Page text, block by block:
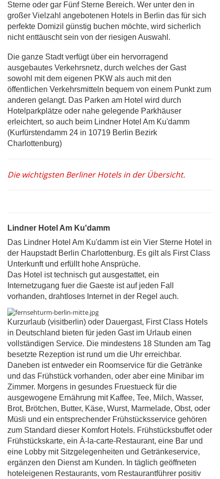
Sterne oder gar Fünf Sterne Bereich. Wer unter den in
großer Vielzahl angebotenen Hotels in Berlin das für sich
perfekte Domizil günstig buchen möchte, wird sicherlich
nicht enttäuscht sein von der riesigen Auswahl.
Die ganze Stadt verfügt über ein hervorragend
ausgebautes Verkehrsnetz, durch welches der Gast
sowohl mit dem eigenen PKW als auch mit den
öffentlichen Verkehrsmitteln bequem von einem Punkt zum
anderen gelangt. Das Parken am Hotel wird durch
Hotelparkplätze oder nahe gelegende Parkhäuser
erleichtert, so auch beim Lindner Hotel Am Ku'damm
(Kurfürstendamm 24 in 10719 Berlin Bezirk
Charlottenburg)
Die wichtigsten Berliner Hotels in der Übersicht.
Lindner Hotel Am Ku'damm
Das Lindner Hotel Am Ku'damm ist ein Vier Sterne Hotel in
der Haupstadt Berlin Charlottenburg. Es gilt als First Class
Unterkunft und erfüllt hohe Ansprüche.
Das Hotel ist technisch gut ausgestattet, ein
Internetzugang fuer die Gaeste ist auf jeden Fall
vorhanden, drahtloses Internet in der Regel auch.
Kurzurlaub (visitberlin) oder Dauergast, First Class Hotels
in Deutschland bieten für jeden Gast im Urlaub einen
vollständigen Service. Die mindestens 18 Stunden am Tag
besetzte Rezeption ist rund um die Uhr erreichbar.
Daneben ist entweder ein Roomservice für die Getränke
und das Frühstück vorhanden, oder aber eine Minibar im
Zimmer. Morgens in gesundes Fruestueck für die
ausgewogene Ernährung mit Kaffee, Tee, Milch, Wasser,
Brot, Brötchen, Butter, Käse, Wurst, Marmelade, Obst, oder
Müsli und ein entsprechender Frühstücksservice gehören
zum Standard dieser Komfort Hotels. Frühstücksbuffet oder
Frühstückskarte, ein À-la-carte-Restaurant, eine Bar und
eine Lobby mit Sitzgelegenheiten und Getränkeservice,
ergänzen den Dienst am Kunden. In täglich geöffneten
hoteleigenen Restaurants, vom Restaurantführer positiv